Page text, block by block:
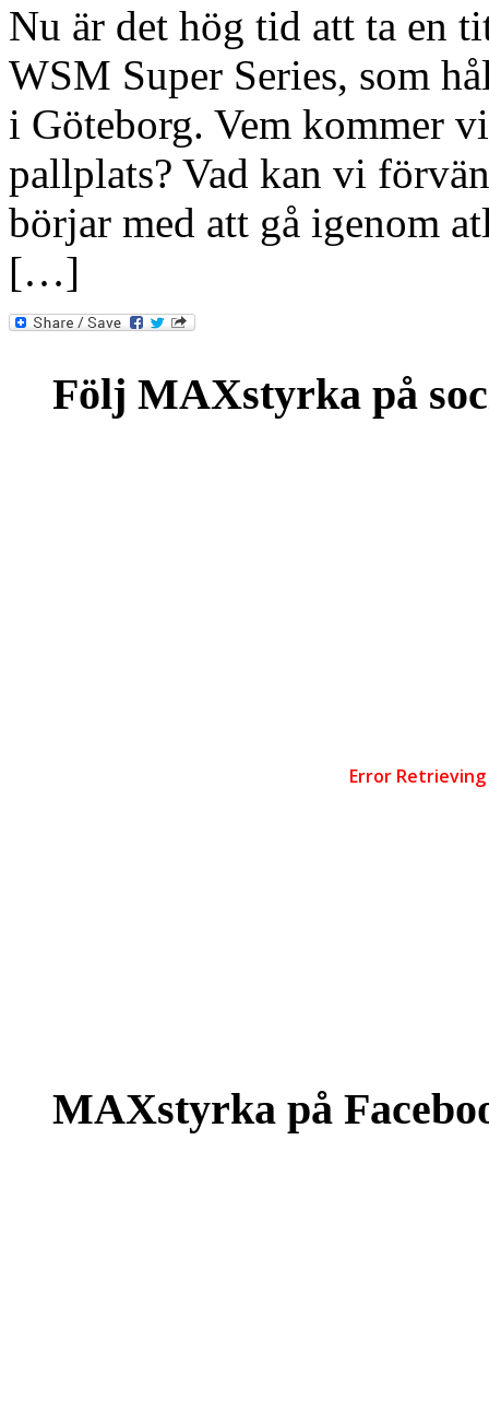
Nu är det hög tid att ta en
WSM Super Series, som
i Göteborg. Vem kommer
pallplats? Vad kan vi
börjar med att gå igenom
[…]
Följ MAXstyrka på
MAXstyrka på